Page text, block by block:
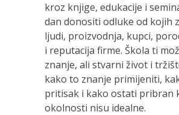
kroz knjige, edukacije i
dan donositi odluke od kojih
ljudi, proizvodnja, kupci,
i reputacija firme. Škola ti
znanje, ali stvarni život i
kako to znanje primijeniti,
pritisak i kako ostati pribran
okolnosti nisu idealne.